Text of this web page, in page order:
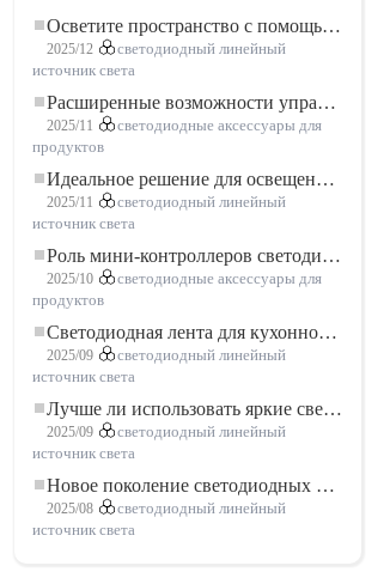
Осветите пространство с помощью гибкой низковольтной неоновой LED-ленты
2025/12
светодиодный линейный
источник света
Расширенные возможности управления освещением: основные преимущества контроллера RGBW 5–24 В
2025/11
светодиодные аксессуары для
продуктов
Идеальное решение для освещения: гибкая светодиодная лента COB высокой плотности FOB для современного освещения
2025/11
светодиодный линейный
источник света
Роль мини-контроллеров светодиодов в проектах светодиодных лент
2025/10
светодиодные аксессуары для
продуктов
Светодиодная лента для кухонного шкафа: сенсорная светодиодная лента COB, которая меняет представление о домашнем и коммерческом освещении
2025/09
светодиодный линейный
источник света
Лучше ли использовать яркие светодиодные лампы?
2025/09
светодиодный линейный
источник света
Новое поколение светодиодных лент: свободная резка для неограниченных возможностей
2025/08
светодиодный линейный
источник света